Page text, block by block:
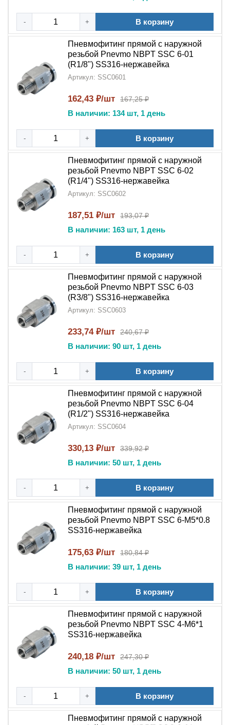
Создания надежных соединений в агрессивных
средах
Организации пневмолиний с высокими
требованиями к гигиене
Монтажа в условиях повышенной влажности
Долговечных промышленных систем
эксплуатации
Гарантия качества:
пневмофитинг цанговый прямой PC
SS316проходит:
Контроль материала (
Тестирование цангового механизма
Контроль герметичности под давлением
Визуальный контроль качества обработки
Монтажные рекомендации:
Проверьте надежность фиксации соединения
Для демонтажа нажмите на цанговое кольцо
Идеальный выбор для:
Промышленных предприятий
Пищевых производств
Химических заводов
Фармацевтических компаний
Производителей оборудования
Пневмофитинг цанговый прямой NBPT PC
SS316 сочетает:
наружной резьбы
нержавеющей стали
Репутацию брендаNBPT
Долгий срок службы
для ответственных соединений в
промышленных пневмосистемах!
- + В корзину
Пневмофитинг прямой с наружной
резьбой Pnevmo NBPT SSC 6-01
(R1/8") SS316-нержавейка
Артикул: SSC0601
162,43 ₽/шт 167,25 ₽
В наличии: 134 шт, 1 день
- + В корзину
Пневмофитинг прямой с наружной
резьбой Pnevmo NBPT SSC 6-02
(R1/4") SS316-нержавейка
Артикул: SSC0602
187,51 ₽/шт 193,07 ₽
В наличии: 163 шт, 1 день
- + В корзину
Пневмофитинг прямой с наружной
резьбой Pnevmo NBPT SSC 6-03
(R3/8") SS316-нержавейка
Артикул: SSC0603
233,74 ₽/шт 240,67 ₽
В наличии: 90 шт, 1 день
- + В корзину
Пневмофитинг прямой с наружной
резьбой Pnevmo NBPT SSC 6-04
(R1/2") SS316-нержавейка
Артикул: SSC0604
330,13 ₽/шт 339,92 ₽
В наличии: 50 шт, 1 день
- + В корзину
Пневмофитинг прямой с наружной
резьбой Pnevmo NBPT SSC 6-М5*0.8
SS316-нержавейка
175,63 ₽/шт 180,84 ₽
В наличии: 39 шт, 1 день
- + В корзину
Пневмофитинг прямой с наружной
резьбой Pnevmo NBPT SSC 4-М6*1
SS316-нержавейка
240,18 ₽/шт 247,30 ₽
В наличии: 50 шт, 1 день
- + В корзину
Пневмофитинг прямой с наружной